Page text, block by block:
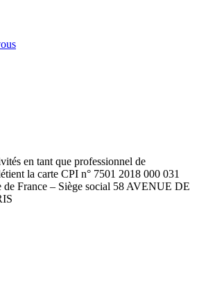
en tant que professionnel de
la carte CPI n° 7501 2018 000 031
de France – Siège social 58 AVENUE DE